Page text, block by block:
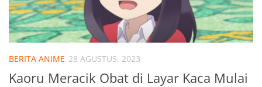
BERITA ANIME 28 AGUSTUS, 2023
Kaoru Meracik Obat di Layar Kaca Mulai